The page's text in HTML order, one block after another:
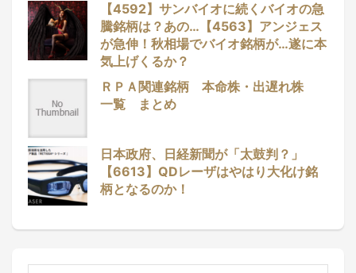
【4592】サンバイオに続くバイオの急
騰銘柄は？あの…【4563】アンジェス
が急伸！秋相場でバイオ銘柄が…遂に本
気上げくるか？
ＲＰＡ関連銘柄 本命株・出遅れ株
一覧 まとめ
日本政府、日経新聞が「太鼓判？」
【6613】QDレーザはやはり大化け銘
柄となるのか！